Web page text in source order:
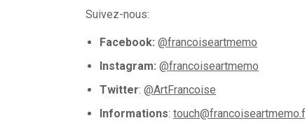
Suivez-nous:
Facebook: @francoiseartmemo
Instagram: @francoiseartmemo
Twitter: @ArtFrancoise
Informations: